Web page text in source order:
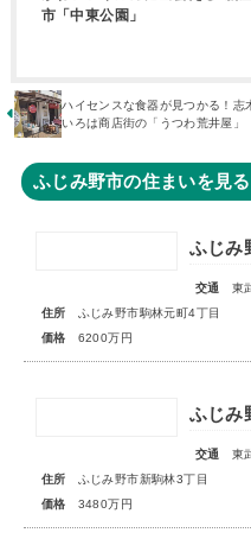
市「中東公園」
ハイセンスな食器が見つかる！志
いろは商店街の「うつわ荒井屋」
ふじみ野市の住まいを見る
交通
東
住所
ふじみ野市駒林元町4丁目
価格
6200万円
交通
東
住所
ふじみ野市新駒林3丁目
価格
3480万円